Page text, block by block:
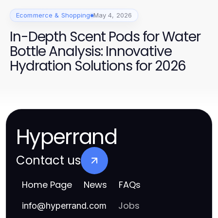
Ecommerce & Shopping May 4, 2026
In-Depth Scent Pods for Water
Bottle Analysis: Innovative
Hydration Solutions for 2026
Hyperrand
Contact us
Home Page News FAQs
info@hyperrand.com Jobs